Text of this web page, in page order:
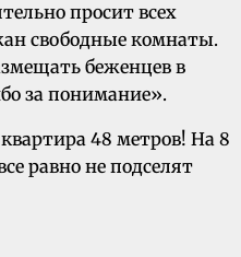
просит всех
свободные комнаты.
беженцев в
за понимание».
48 метров! На 8
равно не подселят